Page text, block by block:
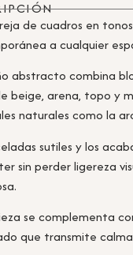
de cuadros en
a cualquier
abstracto combina
beige, arena, topo y
naturales como la
sutiles y los
sin perder ligereza
se complementa
que transmite